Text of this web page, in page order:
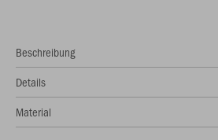
Beschreibung
Details
Material